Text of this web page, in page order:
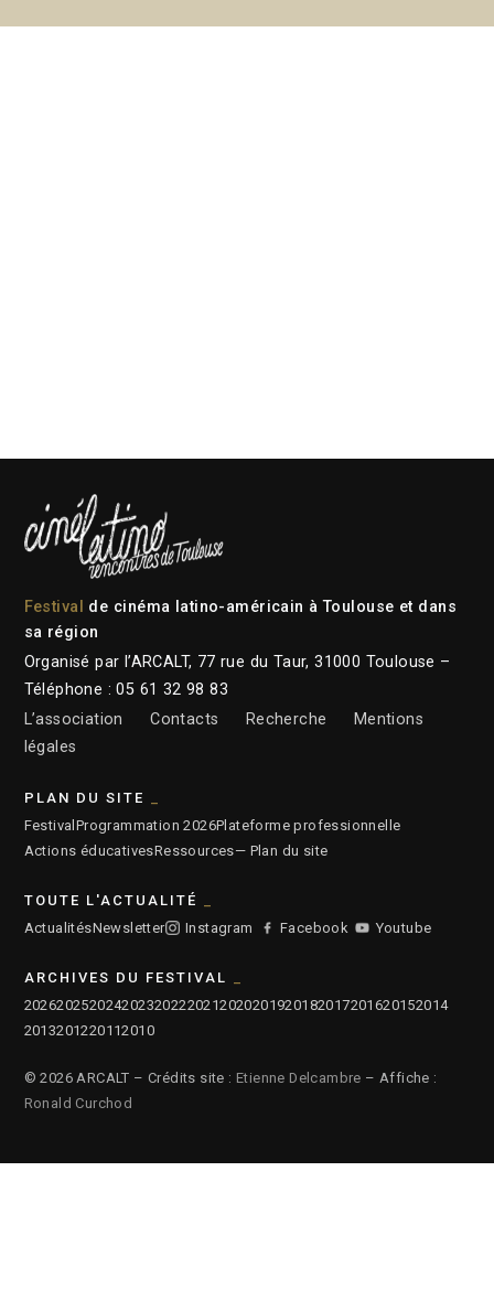
Festival de cinéma latino-américain à Toulouse et dans
sa région
Organisé par l’ARCALT, 77 rue du Taur, 31000 Toulouse –
Téléphone : 05 61 32 98 83
L’association
Contacts Recherche
Mentions
légales
PLAN DU SITE
Festival Programmation 2026Plateforme professionnelle
Actions éducativesRessources— Plan du site
TOUTE L'ACTUALITÉ
ActualitésNewsletter Instagram Facebook Youtube
ARCHIVES DU FESTIVAL
2026202520242023202220212020201920182017201620152014
2013201220112010
© 2026 ARCALT – Crédits site : Etienne Delcambre – Affiche :
Ronald Curchod